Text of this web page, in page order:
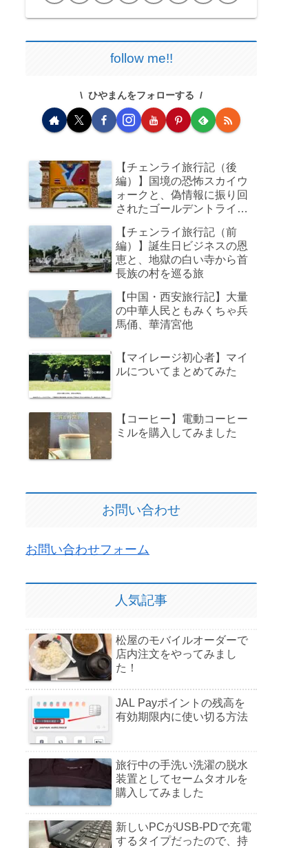
follow me!!
ひやまんをフォローする
【チェンライ旅行記（後
編）】国境の恐怖スカイウ
ォークと、偽情報に振り回
されたゴールデントライア
ネスクラスで足元の狭さに
咽び泣く旅
【チェンライ旅行記（前
編）】誕生日ビジネスの恩
恵と、地獄の白い寺から首
長族の村を巡る旅
【中国・西安旅行記】大量
の中華人民ともみくちゃ兵
馬俑、華清宮他
【マイレージ初心者】マイ
ルについてまとめてみた
【コーヒー】電動コーヒー
ミルを購入してみました
お問い合わせ
お問い合わせフォーム
人気記事
松屋のモバイルオーダーで
店内注文をやってみまし
た！
JAL Payポイントの残高を
有効期限内に使い切る方法
旅行中の手洗い洗濯の脱水
装置としてセームタオルを
購入してみました
新しいPCがUSB-PDで充電
するタイプだったので、持